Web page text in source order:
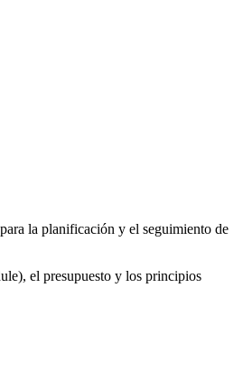
la planificación y el seguimiento de
el presupuesto y los principios